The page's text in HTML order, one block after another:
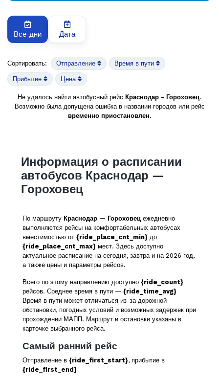
Все дни Дата
Сортировать: Отправление Время в пути
Прибытие Цена
Не удалось найти автобусный рейс Краснодар - Гороховец.
Возможно была допущена ошибка в названии городов или рейс
временно приостановлен.
Информация о расписании
автобусов Краснодар —
Гороховец
По маршруту Краснодар — Гороховец ежедневно
выполняются рейсы на комфортабельных автобусах
вместимостью от {ride_place_cnt_min} до
{ride_place_cnt_max} мест. Здесь доступно
актуальное расписание на сегодня, завтра и на 2026 год,
а также цены и параметры рейсов.
Всего по этому направлению доступно {ride_count}
рейсов. Среднее время в пути — {ride_time_avg}
Время в пути может отличаться из-за дорожной
обстановки, погодных условий и возможных задержек при
прохождении МАПП. Маршрут и остановки указаны в
карточке выбранного рейса.
Самый ранний рейс
Отправление в {ride_first_start}, прибытие в
{ride_first_end}